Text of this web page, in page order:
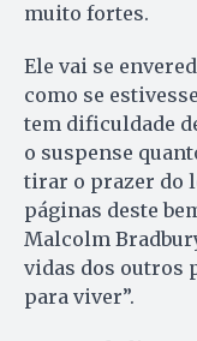
muito fortes.
Ele vai se
como se
tem dificuldade
o suspense
tirar o prazer do
páginas deste
Malcolm
vidas dos outros
para viver”.